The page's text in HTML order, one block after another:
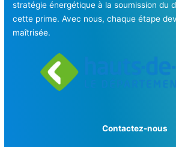
stratégie énergétique à la soumission du
cette prime. Avec nous, chaque étape
maîtrisée.
Contactez-nous